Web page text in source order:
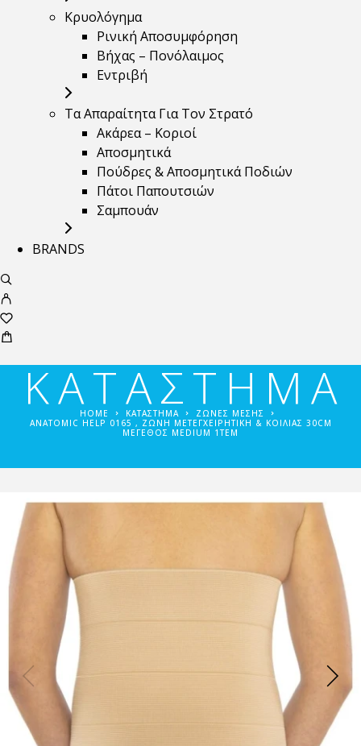
Κρυολόγημα
Ρινική Αποσυμφόρηση
Βήχας – Πονόλαιμος
Εντριβή
Τα Απαραίτητα Για Τον Στρατό
Ακάρεα – Κοριοί
Αποσμητικά
Πούδρες & Αποσμητικά Ποδιών
Πάτοι Παπουτσιών
Σαμπουάν
BRANDS
ΚΑΤΑΣΤΗΜΑ
HOME ΚΑΤΑΣΤΗΜΑ
ΖΩΝΕΣ ΜΕΣΗΣ
ANATOMIC HELP 0165 , ΖΏΝΗ ΜΕΤΕΓΧΕΙΡΗΤΙΚΉ & ΚΟΙΛΊΑΣ 30CM
ΜΈΓΕΘΟΣ MEDIUM 1ΤΕΜ